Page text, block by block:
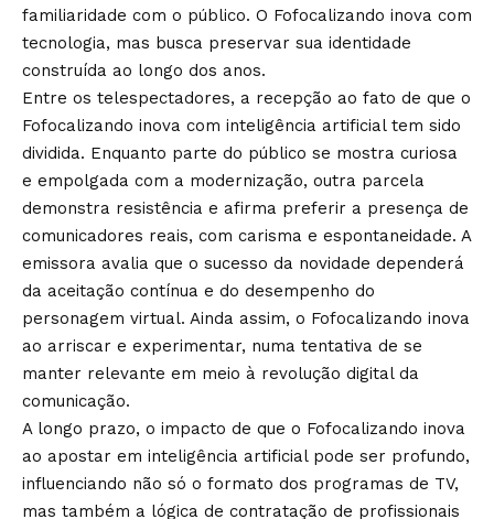
familiaridade com o público. O Fofocalizando inova com
tecnologia, mas busca preservar sua identidade
construída ao longo dos anos.
Entre os telespectadores, a recepção ao fato de que o
Fofocalizando inova com inteligência artificial tem sido
dividida. Enquanto parte do público se mostra curiosa
e empolgada com a modernização, outra parcela
demonstra resistência e afirma preferir a presença de
comunicadores reais, com carisma e espontaneidade. A
emissora avalia que o sucesso da novidade dependerá
da aceitação contínua e do desempenho do
personagem virtual. Ainda assim, o Fofocalizando inova
ao arriscar e experimentar, numa tentativa de se
manter relevante em meio à revolução digital da
comunicação.
A longo prazo, o impacto de que o Fofocalizando inova
ao apostar em inteligência artificial pode ser profundo,
influenciando não só o formato dos programas de TV,
mas também a lógica de contratação de profissionais